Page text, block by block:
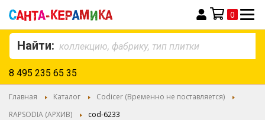
Моя корзина
0
Найти:
8 495 235 65 35
Главная Каталог
Codicer (Временно не поставляется)
RAPSODIA (АРХИВ)
cod-6233